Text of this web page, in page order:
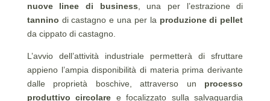
nuove linee di business , una per l’estrazione di
tannino di castagno e una per la produzione di pellet
da cippato di castagno.
L’avvio dell’attività industriale permetterà di sfruttare
appieno l’ampia disponibilità di materia prima derivante
dalle proprietà boschive, attraverso un processo
produttivo circolare e focalizzato sulla salvaguardia